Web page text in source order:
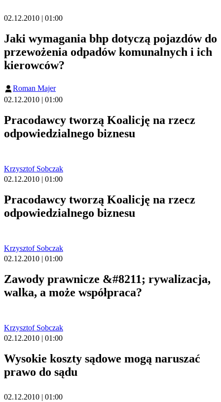
02.12.2010 | 01:00
Jaki wymagania bhp dotyczą pojazdów do
przewożenia odpadów komunalnych i ich
kierowców?
Roman Majer
02.12.2010 | 01:00
Pracodawcy tworzą Koalicję na rzecz
odpowiedzialnego biznesu
Krzysztof Sobczak
02.12.2010 | 01:00
Pracodawcy tworzą Koalicję na rzecz
odpowiedzialnego biznesu
Krzysztof Sobczak
02.12.2010 | 01:00
Zawody prawnicze &#8211; rywalizacja,
walka, a może współpraca?
Krzysztof Sobczak
02.12.2010 | 01:00
Wysokie koszty sądowe mogą naruszać
prawo do sądu
02.12.2010 | 01:00